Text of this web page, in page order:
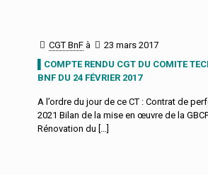
CGT BnF à
23 mars 2017
▌COMPTE RENDU CGT DU COMITE
BNF DU 24 FÉVRIER 2017
A l’ordre du jour de ce CT : Contrat de
2021 Bilan de la mise en œuvre de la
Rénovation du […]